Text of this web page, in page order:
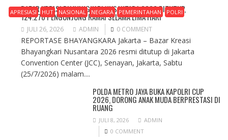
APRESIASI HUT NASIONAL NEGARA PEMERINTAHAN POLRI
BAZAR KREASI BHAYANGKARI NUSANTARA 2026 DITUTUP,
124.276 PENGUNJUNG RAMAI SELAMA LIMA HARI
JULI 26, 2026 ADMIN 0 COMMENT
REPORTASE BHAYANGKARA Jakarta – Bazar Kreasi
Bhayangkari Nusantara 2026 resmi ditutup di Jakarta
Convention Center (JCC), Senayan, Jakarta, Sabtu
(25/7/2026) malam....
POLDA METRO JAYA BUKA KAPOLRI CUP
2026, DORONG ANAK MUDA BERPRESTASI DI
RUANG
JULI 8, 2026
ADMIN
0 COMMENT